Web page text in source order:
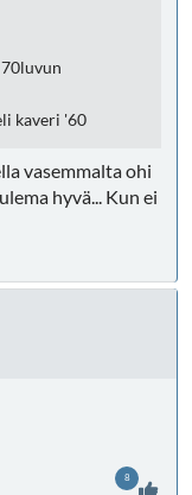
kaveri '60
vasemmalta ohi
hyvä... Kun ei
8